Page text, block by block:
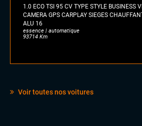
1.0 ECO TSI 95 CV TYPE STYLE BUSINESS
CAMERA GPS CARPLAY SIEGES
ALU 16
essence | automatique
93714 Km
Voir toutes nos voitures